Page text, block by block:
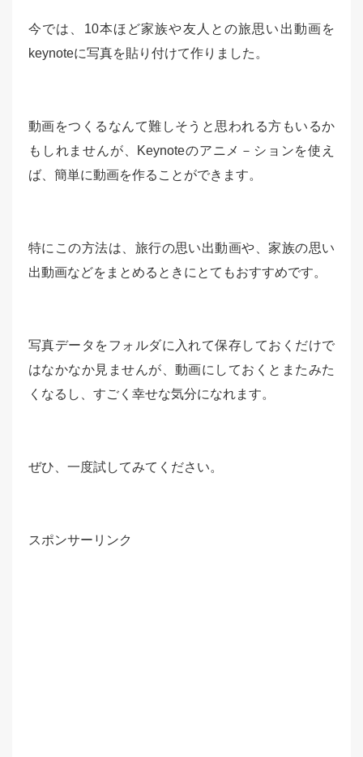
今では、10本ほど家族や友人との旅思い出動画を
keynoteに写真を貼り付けて作りました。
動画をつくるなんて難しそうと思われる方もいるか
もしれませんが、Keynoteのアニメ－ションを使え
ば、簡単に動画を作ることができます。
特にこの方法は、旅行の思い出動画や、家族の思い
出動画などをまとめるときにとてもおすすめです。
写真データをフォルダに入れて保存しておくだけで
はなかなか見ませんが、動画にしておくとまたみた
くなるし、すごく幸せな気分になれます。
ぜひ、一度試してみてください。
スポンサーリンク